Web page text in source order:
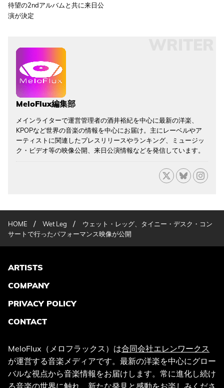
待望の2ndアルバムと共に来日公
演が決定
MeloFlux編集部
メインライターで運営管理者の酒井裕紀を中心に最新の洋楽、
KPOPなど世界の音楽の情報を中心にお届け。主にレーベルやア
ーティストに関連したプレスリリースやランキング、ミュージッ
ク・ビデオ等の映像公開、来日公演情報などを発信しています。
HOME / Wet Leg /
ウェット・レッグ、タイニー・デスク・コン
サートで行ったパフォーマンス映像が公開
ARTISTS
COMPANY
PRIVACY POLICY
CONTACT
MeloFlux（メロフラックス）は合同会社エレンワークス
が運営する音楽メディアです。最新の洋楽を中心にグロー
バルな視点から音楽情報をお届けします。常に進化し続け